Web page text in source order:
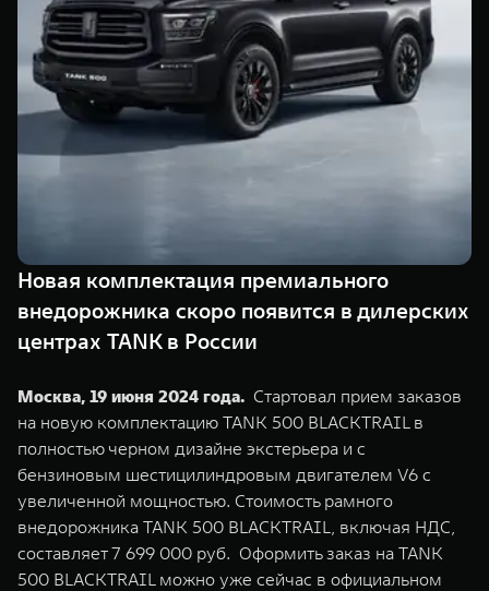
от 6 499 000 ₽ от 10 199
WEY 07
Расширяя границы комфорта
от 6 149 000 ₽
WEY 05
Эстетика
от 5 699
ПОКУПКА АВТОМОБИЛЯ
TANK Финансы
Корпоративным клиентам
TANK ФИНАНСЫ
TANK Страхование
Сервис
Специальные предложения
Моторные масла
ЦИФРОВЫЕ СЕРВИСЫ TANK
Новая комплектация премиального
внедорожника скоро появится в дилерских
центрах TANK в России
Москва, 19 июня 2024 года. Стартовал прием заказов
на новую комплектацию TANK 500 BLACKTRAIL в
полностью черном дизайне экстерьера и с
бензиновым шестицилиндровым двигателем V6 c
увеличенной мощностью. Стоимость рамного
внедорожника TANK 500 BLACKTRAIL, включая НДС,
составляет 7 699 000 руб. Оформить заказ на TANK
500 BLACKTRAIL можно уже сейчас в официальном